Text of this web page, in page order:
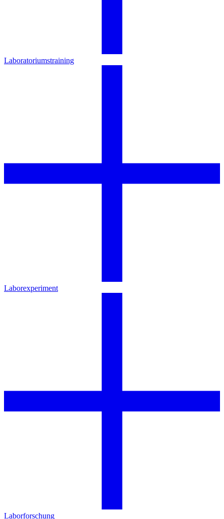
Laboratoriumstraining
Laborexperiment
Laborforschung